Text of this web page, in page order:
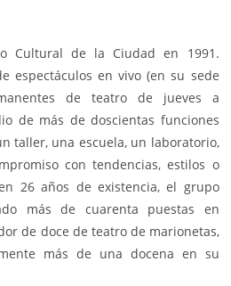
Cultural de la Ciudad en 1991.
espectáculos en vivo (en su sede
de teatro de jueves a
de más de doscientas funciones
taller, una escuela, un laboratorio,
con tendencias, estilos o
26 años de existencia, el grupo
más de cuarenta puestas en
de doce de teatro de marionetas,
más de una docena en su